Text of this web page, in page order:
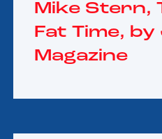
Mike Stern,
Fat Time, by
Magazine